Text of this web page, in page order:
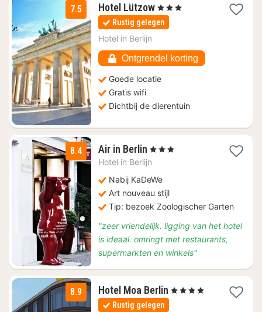
7.5 Hotel Lützow1
nacht
vanaf
84
, 3 Sterren
Rustig gelegen
Hotel in Berlijn
Ontgrendel korting
Goede locatie
Gratis wifi
Dichtbij de dierentuin
8.4 Air in Berlin 1
nacht
€
112,88
, 3 Sterren
Hotel in Berlijn
Nabij KaDeWe
Art nouveau stijl
Tip: bezoek Zoologischer Garten
"zeer vriendelijk. ligging van het hotel
is ideaal. omringt met restaurants,
supermarkten en winkels"
8.9 Hotel Moa Berlin 2
, 4 Sterren
Rustig gelegen